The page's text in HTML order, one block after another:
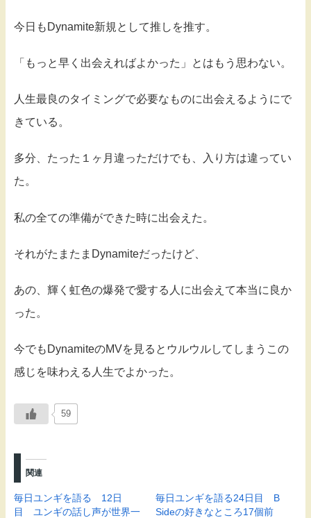
今日もDynamite新規として推しを推す。
「もっと早く出会えればよかった」とはもう思わない。
人生最良のタイミングで必要なものに出会えるようにで
きている。
多分、たった１ヶ月違っただけでも、入り方は違ってい
た。
私の全ての準備ができた時に出会えた。
それがたまたまDynamiteだったけど、
あの、輝く虹色の爆発で愛する人に出会えて本当に良か
った。
今でもDynamiteのMVを見るとウルウルしてしまうこの
感じを味わえる人生でよかった。
59
関連
毎日ユンギを語る 12日
目 ユンギの話し声が世界一
毎日ユンギを語る24日目 B
Sideの好きなところ17個前